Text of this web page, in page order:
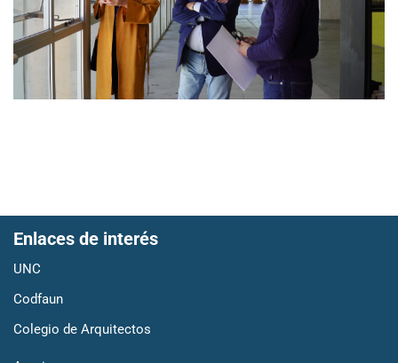
Enlaces de interés
UNC
Codfaun
Colegio de Arquitectos